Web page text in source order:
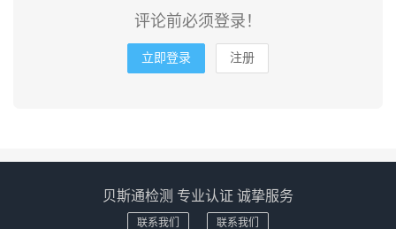
评论前必须登录！
立即登录 注册
贝斯通检测 专业认证 诚挚服务
联系我们 联系我们